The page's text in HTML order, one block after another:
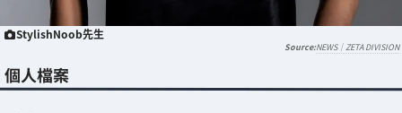
StylishNoob先生
NEWS｜ZETA DIVISION
個人檔案